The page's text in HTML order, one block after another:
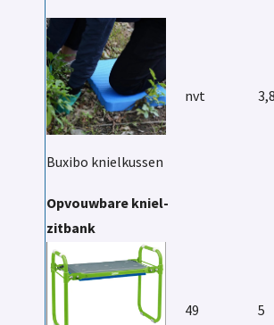
Buxibo knielkussen
nvt 3,8
Opvouwbare kniel-
zitbank
49 5